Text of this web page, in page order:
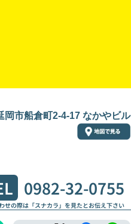
岡市船倉町2-4-17 なかやビル
0982-32-0755
せの際は「スナカラ」を見たとお伝え下さい